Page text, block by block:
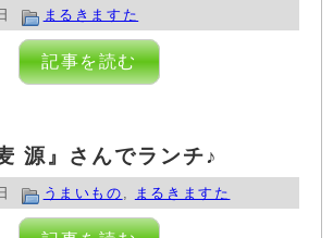
まるきますた
記事を読む
源』さんでランチ♪
うまいもの まるきますた